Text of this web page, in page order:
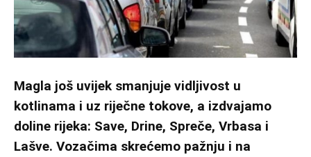
Magla još uvijek smanjuje vidljivost u
kotlinama i uz riječne tokove, a izdvajamo
doline rijeka: Save, Drine, Spreče, Vrbasa i
Lašve. Vozačima skrećemo pažnju i na